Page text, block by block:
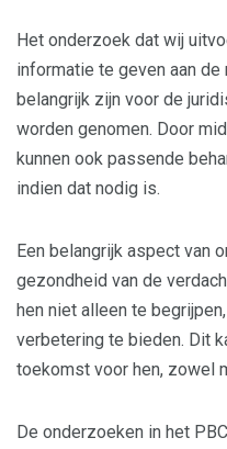
Het onderzoek dat wij
informatie te geven aan
belangrijk zijn voor de
worden genomen. Door
kunnen ook passende
indien dat nodig is.
Een belangrijk aspect van
gezondheid van de
hen niet alleen te
verbetering te bieden. Dit
toekomst voor hen, zowel
De onderzoeken in het